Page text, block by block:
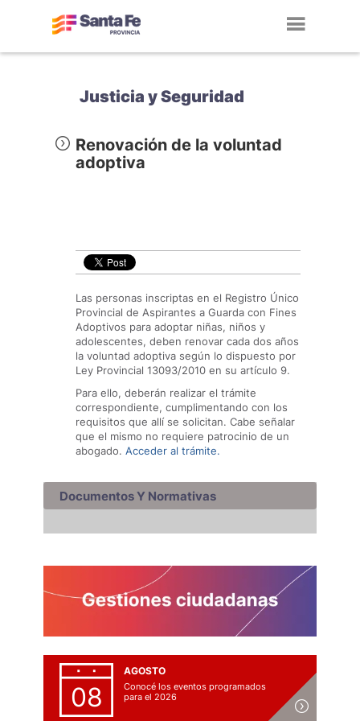
Justicia y Seguridad
Renovación de la voluntad
adoptiva
Las personas inscriptas en el Registro Único
Provincial de Aspirantes a Guarda con Fines
Adoptivos para adoptar niñas, niños y
adolescentes, deben renovar cada dos años
la voluntad adoptiva según lo dispuesto por
Ley Provincial 13093/2010 en su artículo 9.
Para ello, deberán realizar el trámite
correspondiente, cumplimentando con los
requisitos que allí se solicitan. Cabe señalar
que el mismo no requiere patrocinio de un
abogado. Acceder al trámite.
Documentos Y Normativas
08
AGOSTO
Conocé los eventos programados
para el 2026